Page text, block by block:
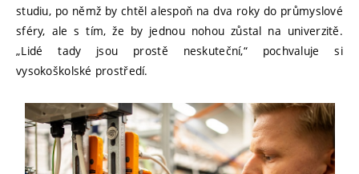
studiu, po němž by chtěl alespoň na dva roky do průmyslové
sféry, ale s tím, že by jednou nohou zůstal na univerzitě.
„Lidé tady jsou prostě neskuteční,“ pochvaluje si
vysokoškolské prostředí.